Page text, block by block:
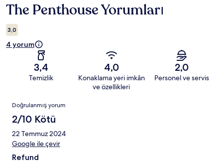
Yorumlar
The Penthouse Yorumları
3,0
4 yorum
3,4
Temizlik
4,0
Konaklama yeri imkân
ve özellikleri
2,0
Personel ve servis
Yorumlar
Doğrulanmış yorum
2/10 Kötü
22 Temmuz 2024
Google ile çevir
Refund